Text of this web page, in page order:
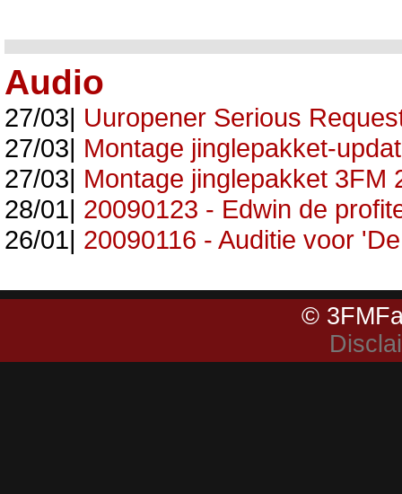
Audio
27/03| Uuropener Serious
27/03| Montage jinglepakket-
27/03| Montage jinglepakket 3FM
28/01| 20090123 - Edwin de
26/01| 20090116 - Auditie voor
©